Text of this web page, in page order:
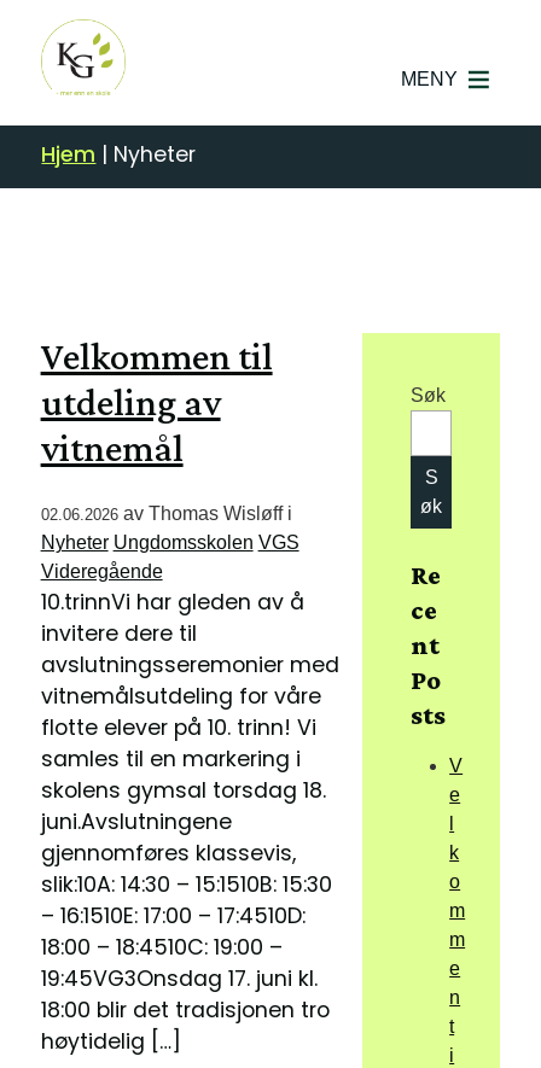
MENY
Hjem | Nyheter
Velkommen til
utdeling av
vitnemål
02.06.2026 av Thomas Wisløff i
Nyheter Ungdomsskolen VGS
Videregående
10.trinnVi har gleden av å
invitere dere til
avslutningsseremonier med
vitnemålsutdeling for våre
flotte elever på 10. trinn! Vi
samles til en markering i
skolens gymsal torsdag 18.
juni.Avslutningene
gjennomføres klassevis,
slik:10A: 14:30 – 15:1510B: 15:30
– 16:1510E: 17:00 – 17:4510D:
18:00 – 18:4510C: 19:00 –
19:45VG3Onsdag 17. juni kl.
18:00 blir det tradisjonen tro
høytidelig […]
Søk
S
øk
Re
ce
nt
Po
sts
V
e
k
o
m
m
e
n
t
i